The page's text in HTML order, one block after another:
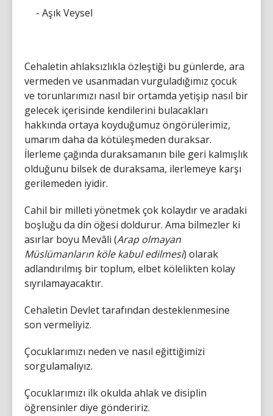
- Aşık Veysel
Cehaletin ahlaksızlıkla özleştiği bu günlerde, ara
vermeden ve usanmadan vurguladığımız çocuk
ve torunlarımızı nasıl bir ortamda yetişip nasıl bir
gelecek içerisinde kendilerini bulacakları
hakkında ortaya koyduğumuz öngörülerimiz,
umarım daha da kötüleşmeden duraksar.
İlerleme çağında duraksamanın bile geri kalmışlık
olduğunu bilsek de duraksama, ilerlemeye karşı
gerilemeden iyidir.
Cahil bir milleti yönetmek çok kolaydır ve aradaki
boşluğu da din öğesi doldurur. Ama bilmezler ki
asırlar boyu Mevâli (Arap olmayan
Müslümanların köle kabul edilmesi) olarak
adlandırılmış bir toplum, elbet kölelikten kolay
sıyrılamayacaktır.
Cehaletin Devlet tarafından desteklenmesine
son vermeliyiz.
Çocuklarımızı neden ve nasıl eğittiğimizi
sorgulamalıyız.
Çocuklarımızı ilk okulda ahlak ve disiplin
öğrensinler diye göndeririz.